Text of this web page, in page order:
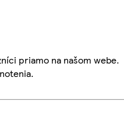
priamo na našom webe.